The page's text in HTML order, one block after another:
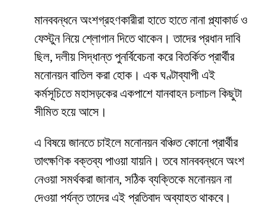
মানববন্ধনে অংশগ্রহণকারীরা হাতে হাতে নানা প্ল্যাকার্ড ও
ফেস্টুন নিয়ে শ্লোগান দিতে থাকেন। তাদের প্রধান দাবি
ছিল, দলীয় সিদ্ধান্ত পুনর্বিবেচনা করে বিতর্কিত প্রার্থীর
মনোনয়ন বাতিল করা হোক। এক ঘণ্টাব্যাপী এই
কর্মসূচিতে মহাসড়কের একপাশে যানবাহন চলাচল কিছুটা
সীমিত হয়ে আসে।
এ বিষয়ে জানতে চাইলে মনোনয়ন বঞ্চিত কোনো প্রার্থীর
তাৎক্ষণিক বক্তব্য পাওয়া যায়নি। তবে মানববন্ধনে অংশ
নেওয়া সমর্থকরা জানান, সঠিক ব্যক্তিকে মনোনয়ন না
দেওয়া পর্যন্ত তাদের এই প্রতিবাদ অব্যাহত থাকবে।